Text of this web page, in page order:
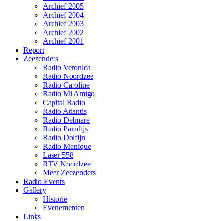
Archief 2005
Archief 2004
Archief 2003
Archief 2002
Archief 2001
Report
Zeezenders
Radio Veronica
Radio Noordzee
Radio Caroline
Radio Mi Amigo
Capital Radio
Radio Atlantis
Radio Delmare
Radio Paradijs
Radio Dolfijn
Radio Monique
Laser 558
RTV Noordzee
Meer Zeezenders
Radio Events
Gallery
Historie
Evenementen
Links